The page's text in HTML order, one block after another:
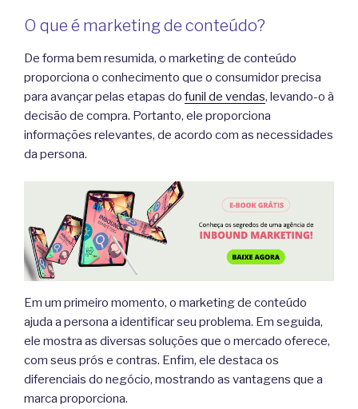
O que é marketing de conteúdo?
De forma bem resumida, o marketing de conteúdo
proporciona o conhecimento que o consumidor precisa
para avançar pelas etapas do funil de vendas, levando-o à
decisão de compra. Portanto, ele proporciona
informações relevantes, de acordo com as necessidades
da persona.
Em um primeiro momento, o marketing de conteúdo
ajuda a persona a identificar seu problema. Em seguida,
ele mostra as diversas soluções que o mercado oferece,
com seus prós e contras. Enfim, ele destaca os
diferenciais do negócio, mostrando as vantagens que a
marca proporciona.